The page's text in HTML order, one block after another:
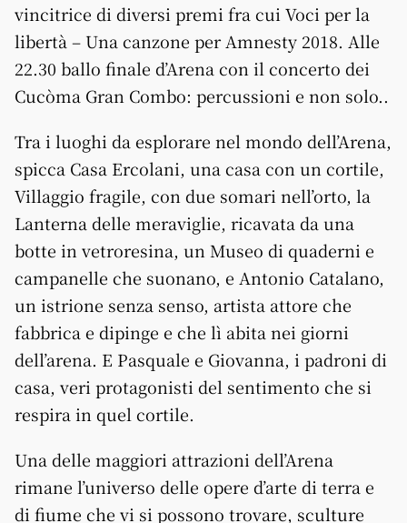
vincitrice di diversi premi fra cui Voci per la
libertà – Una canzone per Amnesty 2018. Alle
22.30 ballo finale d’Arena con il concerto dei
Cucòma Gran Combo: percussioni e non solo..
Tra i luoghi da esplorare nel mondo dell’Arena,
spicca Casa Ercolani, una casa con un cortile,
Villaggio fragile, con due somari nell’orto, la
Lanterna delle meraviglie, ricavata da una
botte in vetroresina, un Museo di quaderni e
campanelle che suonano, e Antonio Catalano,
un istrione senza senso, artista attore che
fabbrica e dipinge e che lì abita nei giorni
dell’arena. E Pasquale e Giovanna, i padroni di
casa, veri protagonisti del sentimento che si
respira in quel cortile.
Una delle maggiori attrazioni dell’Arena
rimane l’universo delle opere d’arte di terra e
di fiume che vi si possono trovare, sculture